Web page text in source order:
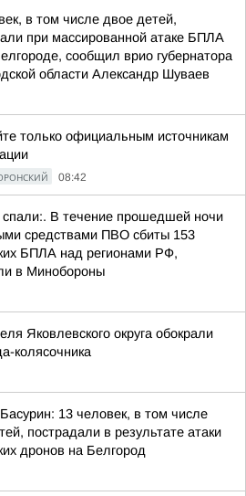
в том числе двое детей,
при массированной атаке БПЛА
сообщил врио губернатора
области Александр Шуваев
только официальным источникам
08:42
спали:. В течение прошедшей ночи
средствами ПВО сбиты 153
БПЛА над регионами РФ,
в Минобороны
Яковлевского округа обокрали
колясочника
13 человек, в том числе
пострадали в результате атаки
дронов на Белгород